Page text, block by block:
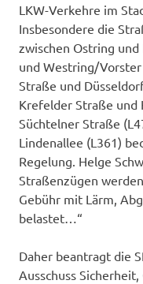
LKW-Verkehre im
Insbesondere die
zwischen Ostring
und Westring/
Straße und
Krefelder Straße und
Süchtelner Straße
Lindenallee (L361)
Regelung. Helge
Straßenzügen
Gebühr mit Lärm,
belastet…“
Daher beantragt die
Ausschuss